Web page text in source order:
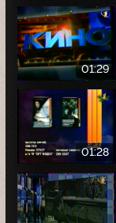
01:29
01:28